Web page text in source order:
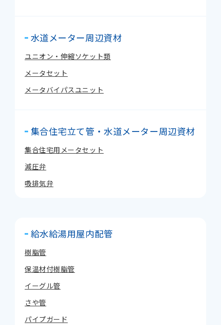
水道メーター周辺資材
ユニオン・伸縮ソケット類
メータセット
メータバイパスユニット
集合住宅立て管・水道メーター周辺資材
集合住宅用メータセット
減圧弁
吸排気弁
給水給湯用屋内配管
樹脂管
保温材付樹脂管
イーグル管
さや管
パイプガード